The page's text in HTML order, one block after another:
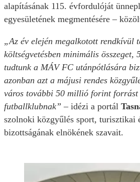
alapításának 115. évfordulóját
egyesületének megmentésére –
„Az év elején megalkotott rendkívül
költségvetésben minimális
tudtunk a MÁV FC utánpótlására
azonban azt a májusi rendes
város további 50 millió forint forrást
futballklubnak” – idézi a portál
szolnoki közgyűlés sport, turisztikai
bizottságának elnökének szavait.